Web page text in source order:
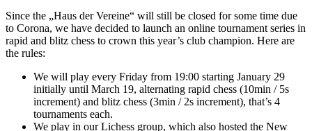
Since the „Haus der Vereine“ will still be closed for some time due
to Corona, we have decided to launch an online tournament series in
rapid and blitz chess to crown this year’s club champion. Here are
the rules:
We will play every Friday from 19:00 starting January 29
initially until March 19, alternating rapid chess (10min / 5s
increment) and blitz chess (3min / 2s increment), that’s 4
tournaments each.
We play in our Lichess group, which also hosted the New